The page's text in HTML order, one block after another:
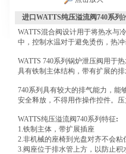
进口WATTS纯压溢流阀740系列
WATTS混合阀设计用于将热水与
中，控制水温对于避免烫伤，热
WATTS 740系列锅炉泄压阀用于
具有铁制主体结构，带有扩展的
740系列具有较大的排气能力，能
安全释放，不得用作操作控件。压
WATTS纯压溢流阀740系列特征:
1.铁制主体，带扩展插座
2.非机械的座椅到光盘对齐不会粘
3.阀座位于排水管上方，以防止积